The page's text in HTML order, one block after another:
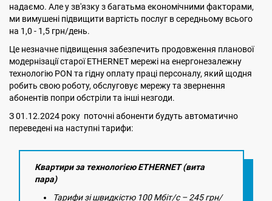
надаємо. Але у зв'язку з багатьма економічними факторами,
ми вимушені підвищити вартість послуг в середньому всього
на 1,0 - 1,5 грн/день.
Це незначне підвищення забезпечить продовження планової
модернізації старої ETHERNET мережі на енергонезалежну
технологію PON та гідну оплату праці персоналу, який щодня
робить свою роботу, обслуговує мережу та звернення
абонентів попри обстріли та інші незгоди.
З 01.12.2024 року поточні абоненти будуть автоматично
переведені на наступні тарифи:
Квартири за технологією ETHERNET (вита
пара)
Тарифи зі швидкістю 100 Мбіт/с – 245 грн/